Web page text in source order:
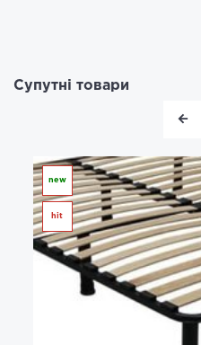
Супутні товари
new
hit